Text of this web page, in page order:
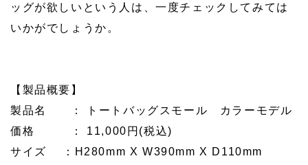
ッグが欲しいという人は、一度チェックしてみては
いかがでしょうか。
【製品概要】
製品名 ： トートバッグスモール カラーモデル
価格 ： 11,000円(税込)
サイズ ：H280mm X W390mm X D110mm